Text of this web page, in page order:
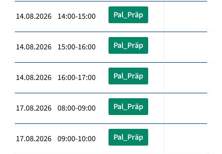
14.08.2026 14:00-15:00 Pal_Präp
14.08.2026 15:00-16:00 Pal_Präp
14.08.2026 16:00-17:00 Pal_Präp
17.08.2026 08:00-09:00 Pal_Präp
17.08.2026 09:00-10:00 Pal_Präp